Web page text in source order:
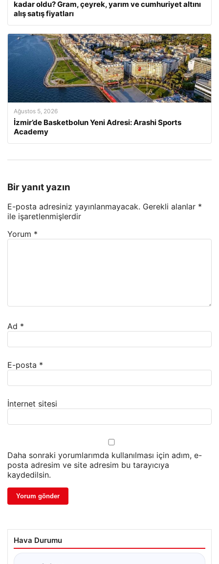
kadar oldu? Gram, çeyrek, yarım ve cumhuriyet altını
alış satış fiyatları
Ağustos 5, 2026
İzmir’de Basketbolun Yeni Adresi: Arashi Sports
Academy
Bir yanıt yazın
E-posta adresiniz yayınlanmayacak. Gerekli alanlar *
ile işaretlenmişlerdir
Yorum *
Ad *
E-posta *
İnternet sitesi
Daha sonraki yorumlarımda kullanılması için adım, e-
posta adresim ve site adresim bu tarayıcıya
kaydedilsin.
Hava Durumu